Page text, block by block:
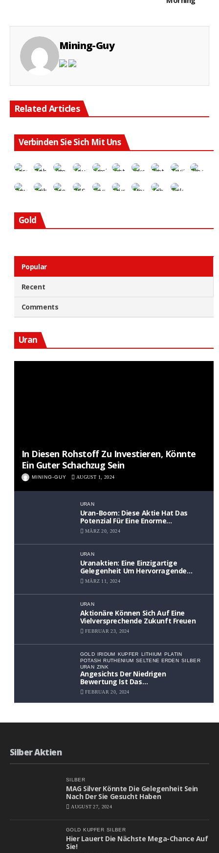
Mining-Guy
Related Articles
Verbinden Sie Sich Mit Uns
Gold
Popular
Recent
Comments
Uran
In Diesen Rohstoff Zu Investieren, Könnte
Ein Guter Schachzug Sein
MINING-GUY AUGUST 1, 2024
URAN
Uran-Boom: Diese Aktie Hat Das
Potenzial Für Eine Enorme
Wertsteigerung
MÄRZ 20, 2024
URAN
Uranaktien: Eine Einzigartige
Gelegenheit Um Hervorragende
Renditen Zu Erzielen
MÄRZ 11, 2024
URAN
Aktionäre Können Sich Auf Eine
Vielversprechende Zukunft Freuen
FEBRUAR 23, 2024
GOLD IRIDUM KUPFER LITHIUM PLATIN
POTASH RUTHENIUM SELTENE ERDEN SILBER
URAN ZINK
Angesichts Der Niedrigen
Bewertung Ist Das
Aufwärtspotenzial Erheblich
FEBRUAR 20, 2024
Silber Aktien
SILBER
MAG Silver Könnte Die Gelegenheit Sein
Nach Der Sie Gesucht Haben
AUGUST 27, 2024
GOLD KUPFER SILBER
Hier Lauert Die Nächste Mega-Chance Auf
Sie!